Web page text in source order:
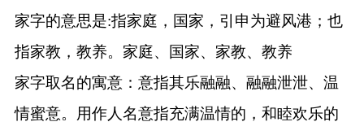
家字的意思是:指家庭，国家，引申为避风港；也
指家教，教养。家庭、国家、家教、教养
家字取名的寓意：意指其乐融融、融融泄泄、温
情蜜意。用作人名意指充满温情的，和睦欢乐的